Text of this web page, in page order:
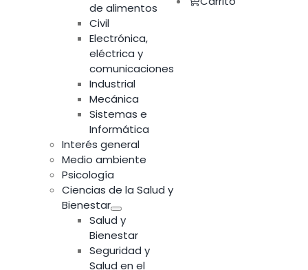
de alimentos
Civil
Electrónica,
eléctrica y
comunicaciones
Industrial
Mecánica
Sistemas e
Informática
Interés general
Medio ambiente
Psicología
Ciencias de la Salud y
Bienestar
Salud y
Bienestar
Seguridad y
Salud en el